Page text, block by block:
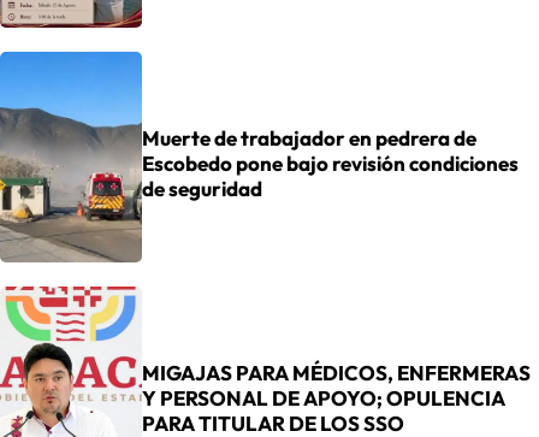
Muerte de trabajador en pedrera de
Escobedo pone bajo revisión condiciones
de seguridad
MIGAJAS PARA MÉDICOS, ENFERMERAS
Y PERSONAL DE APOYO; OPULENCIA
PARA TITULAR DE LOS SSO